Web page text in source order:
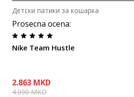
Prosecna ocena:
Nike Team Hustle
Детски патики за кошарка
2.863 MKD
4.090MKD